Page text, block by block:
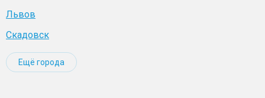
Львов
Скадовск
Ещё города